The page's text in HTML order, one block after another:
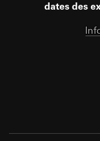
dates des